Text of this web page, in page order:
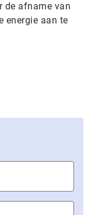
de afname van
energie aan te